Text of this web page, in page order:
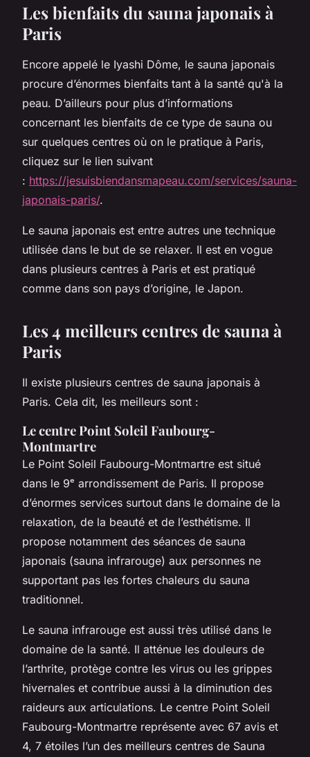
Les bienfaits du sauna japonais à
Paris
Encore appelé le Iyashi Dôme, le sauna japonais
procure d’énormes bienfaits tant à la santé qu'à la
peau. D’ailleurs pour plus d’informations
concernant les bienfaits de ce type de sauna ou
sur quelques centres où on le pratique à Paris,
cliquez sur le lien suivant
: https://jesuisbiendansmapeau.com/services/sauna-
japonais-paris/.
Le sauna japonais est entre autres une technique
utilisée dans le but de se relaxer. Il est en vogue
dans plusieurs centres à Paris et est pratiqué
comme dans son pays d’origine, le Japon.
Les 4 meilleurs centres de sauna à
Paris
Il existe plusieurs centres de sauna japonais à
Paris. Cela dit, les meilleurs sont :
Le centre Point Soleil Faubourg-
Montmartre
Le Point Soleil Faubourg-Montmartre est situé
dans le 9ᵉ arrondissement de Paris. Il propose
d’énormes services surtout dans le domaine de la
relaxation, de la beauté et de l’esthétisme. Il
propose notamment des séances de sauna
japonais (sauna infrarouge) aux personnes ne
supportant pas les fortes chaleurs du sauna
traditionnel.
Le sauna infrarouge est aussi très utilisé dans le
domaine de la santé. Il atténue les douleurs de
l’arthrite, protège contre les virus ou les grippes
hivernales et contribue aussi à la diminution des
raideurs aux articulations. Le centre Point Soleil
Faubourg-Montmartre représente avec 67 avis et
4, 7 étoiles l’un des meilleurs centres de Sauna